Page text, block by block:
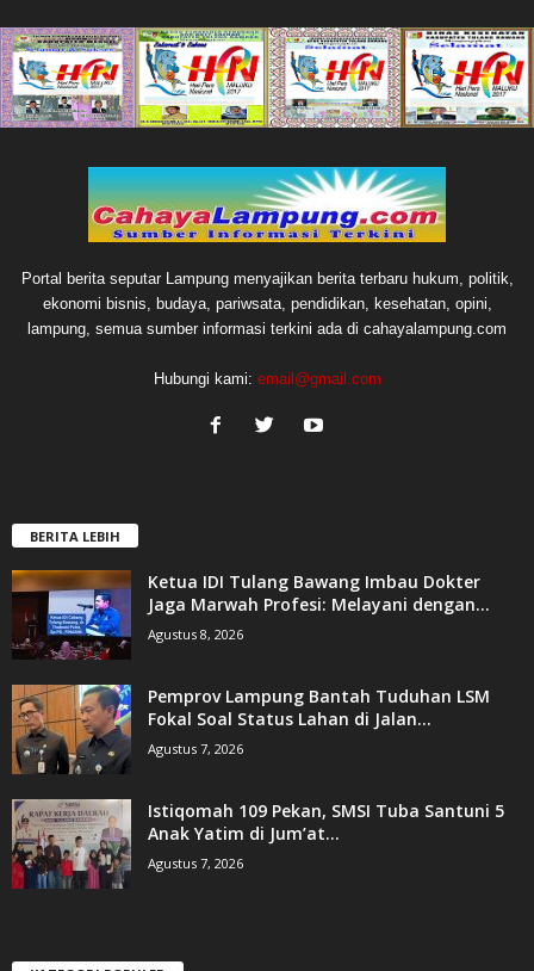
Portal berita seputar Lampung menyajikan berita terbaru hukum, politik,
ekonomi bisnis, budaya, pariwsata, pendidikan, kesehatan, opini,
lampung, semua sumber informasi terkini ada di cahayalampung.com
Hubungi kami: email@gmail.com
BERITA LEBIH
Ketua IDI Tulang Bawang Imbau Dokter
Jaga Marwah Profesi: Melayani dengan...
Agustus 8, 2026
Pemprov Lampung Bantah Tuduhan LSM
Fokal Soal Status Lahan di Jalan...
Agustus 7, 2026
Istiqomah 109 Pekan, SMSI Tuba Santuni 5
Anak Yatim di Jum’at...
Agustus 7, 2026